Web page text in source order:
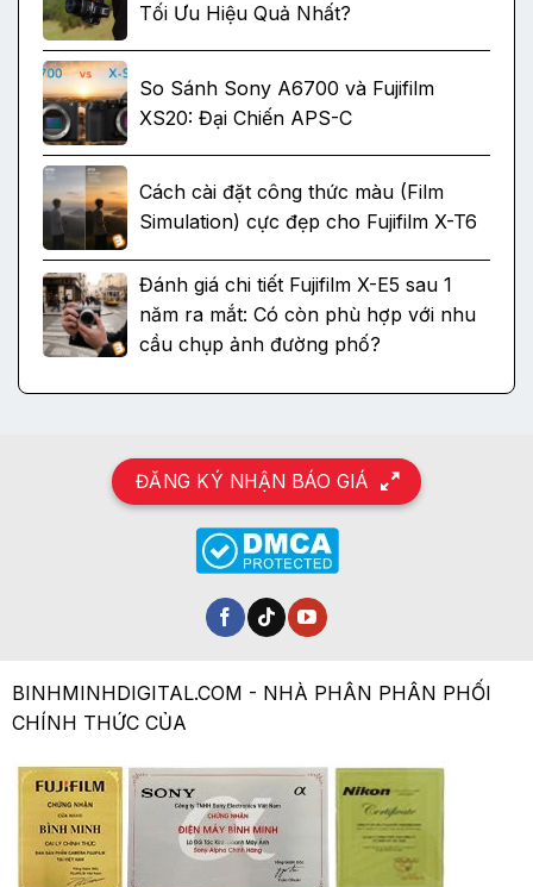
Tối Ưu Hiệu Quả Nhất?
So Sánh Sony A6700 và Fujifilm
XS20: Đại Chiến APS-C
Cách cài đặt công thức màu (Film
Simulation) cực đẹp cho Fujifilm X-T6
Đánh giá chi tiết Fujifilm X-E5 sau 1
năm ra mắt: Có còn phù hợp với nhu
cầu chụp ảnh đường phố?
ĐĂNG KÝ NHẬN BÁO GIÁ
BINHMINHDIGITAL.COM - NHÀ PHÂN PHÂN PHỐI
CHÍNH THỨC CỦA